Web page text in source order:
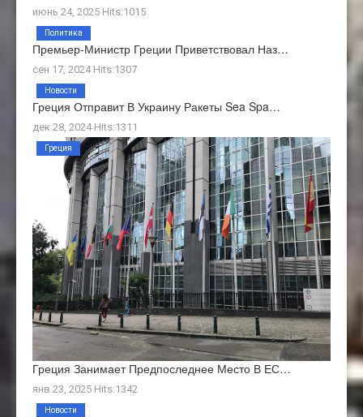
июнь 24, 2025 Hits:1015
Премьер-Министр Греции Приветствовал Наз…
сен 17, 2024 Hits:1307
Политика
Греция Отправит В Украину Ракеты Sea Spa…
дек 28, 2024 Hits:1311
Новости
Греция Занимает Предпоследнее Место В ЕС…
янв 23, 2025 Hits:1342
Греция
Новости